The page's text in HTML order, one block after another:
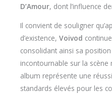
D’Amour, dont l’influence
Il convient de souligner
d’existence, Voivod
consolidant ainsi sa
incontournable sur la scène
album représente une
standards élevés pour les